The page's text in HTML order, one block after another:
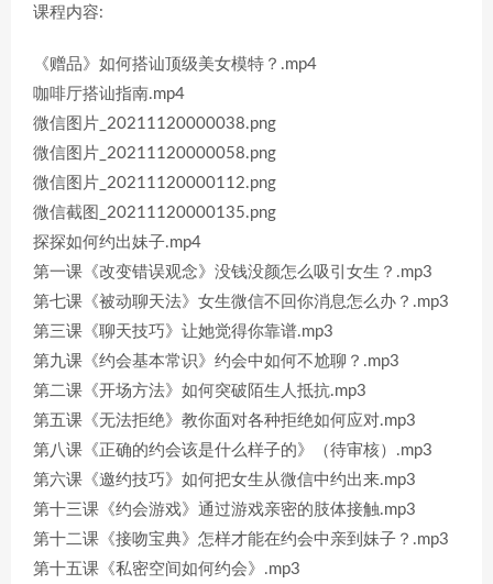
课程内容:
《赠品》如何搭讪顶级美女模特？.mp4
咖啡厅搭讪指南.mp4
微信图片_20211120000038.png
微信图片_20211120000058.png
微信图片_20211120000112.png
微信截图_20211120000135.png
探探如何约出妹子.mp4
第一课《改变错误观念》没钱没颜怎么吸引女生？.mp3
第七课《被动聊天法》女生微信不回你消息怎么办？.mp3
第三课《聊天技巧》让她觉得你靠谱.mp3
第九课《约会基本常识》约会中如何不尬聊？.mp3
第二课《开场方法》如何突破陌生人抵抗.mp3
第五课《无法拒绝》教你面对各种拒绝如何应对.mp3
第八课《正确的约会该是什么样子的》（待审核）.mp3
第六课《邀约技巧》如何把女生从微信中约出来.mp3
第十三课《约会游戏》通过游戏亲密的肢体接触.mp3
第十二课《接吻宝典》怎样才能在约会中亲到妹子？.mp3
第十五课《私密空间如何约会》.mp3